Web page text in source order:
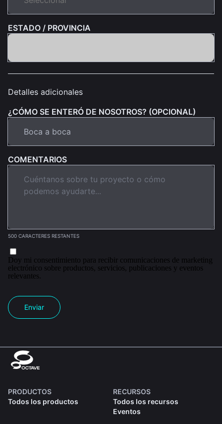
ESTADO / PROVINCIA
Detalles adicionales
¿CÓMO SE ENTERÓ DE NOSOTROS? (OPCIONAL)
COMENTARIOS
500 CARACTERES RESTANTES
Doy mi consentimiento para recibir comunicaciones de marketing
electrónico sobre productos, servicios, publicaciones y eventos
relevantes.
Enviar
PRODUCTOS
Todos los productos
RECURSOS
Todos los recursos
Eventos